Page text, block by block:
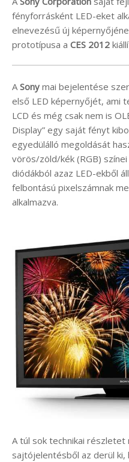
fényforrásként LED-eket
elnevezésű új
prototípusa a CES 2012
A Sony mai bejelentése
első LED képernyőjét, ami
LCD és még csak nem is
Display” egy saját fényt
egyedülálló megoldását
vörös/zöld/kék (RGB)
diódákból azaz LED-ekből
felbontású pixelszámnak
alkalmazva.
A túl sok technikai részletet
sajtójelentésből az derül ki,